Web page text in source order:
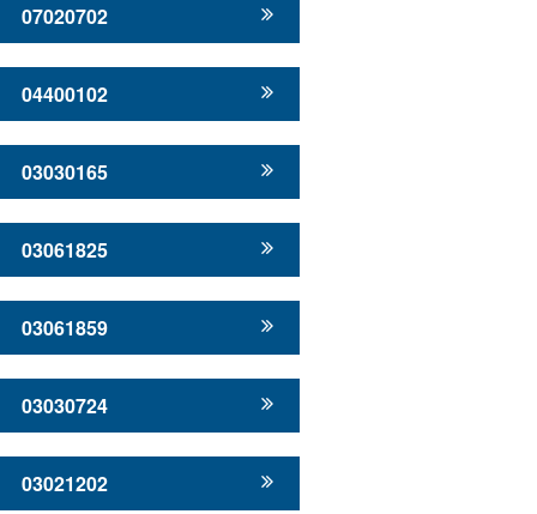
07020702
04400102
03030165
03061825
03061859
03030724
03021202